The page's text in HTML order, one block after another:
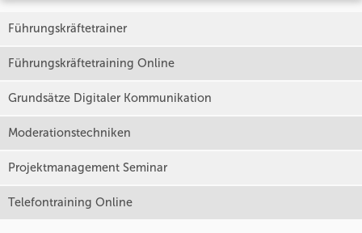
Führungskräftetrainer
Führungskräftetraining Online
Grundsätze Digitaler Kommunikation
Moderationstechniken
Projektmanagement Seminar
Telefontraining Online